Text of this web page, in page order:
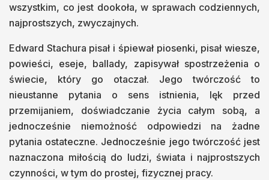
wszystkim, co jest dookoła, w sprawach codziennych,
najprostszych, zwyczajnych.
Edward Stachura pisał i śpiewał piosenki, pisał wiesze,
powieści, eseje, ballady, zapisywał spostrzeżenia o
świecie, który go otaczał. Jego twórczość to
nieustanne pytania o sens istnienia, lęk przed
przemijaniem, doświadczanie życia całym sobą, a
jednocześnie niemożność odpowiedzi na żadne
pytania ostateczne. Jednocześnie jego twórczość jest
naznaczona miłością do ludzi, świata i najprostszych
czynności, w tym do prostej, fizycznej pracy.